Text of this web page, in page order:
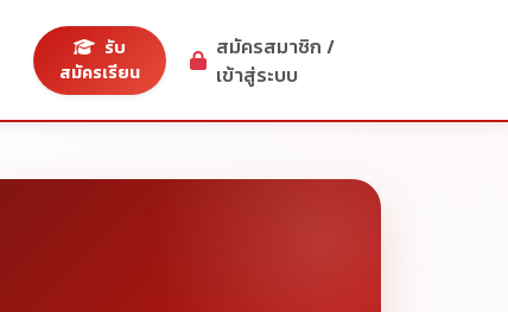
รับ
สมัครเรียน
สมัครสมาชิก /
เข้าสู่ระบบ